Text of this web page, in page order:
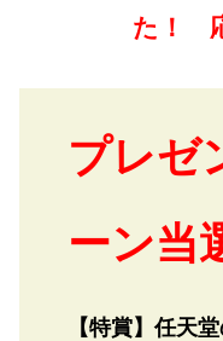
た！
プレゼ
ーン当
【特賞】任天